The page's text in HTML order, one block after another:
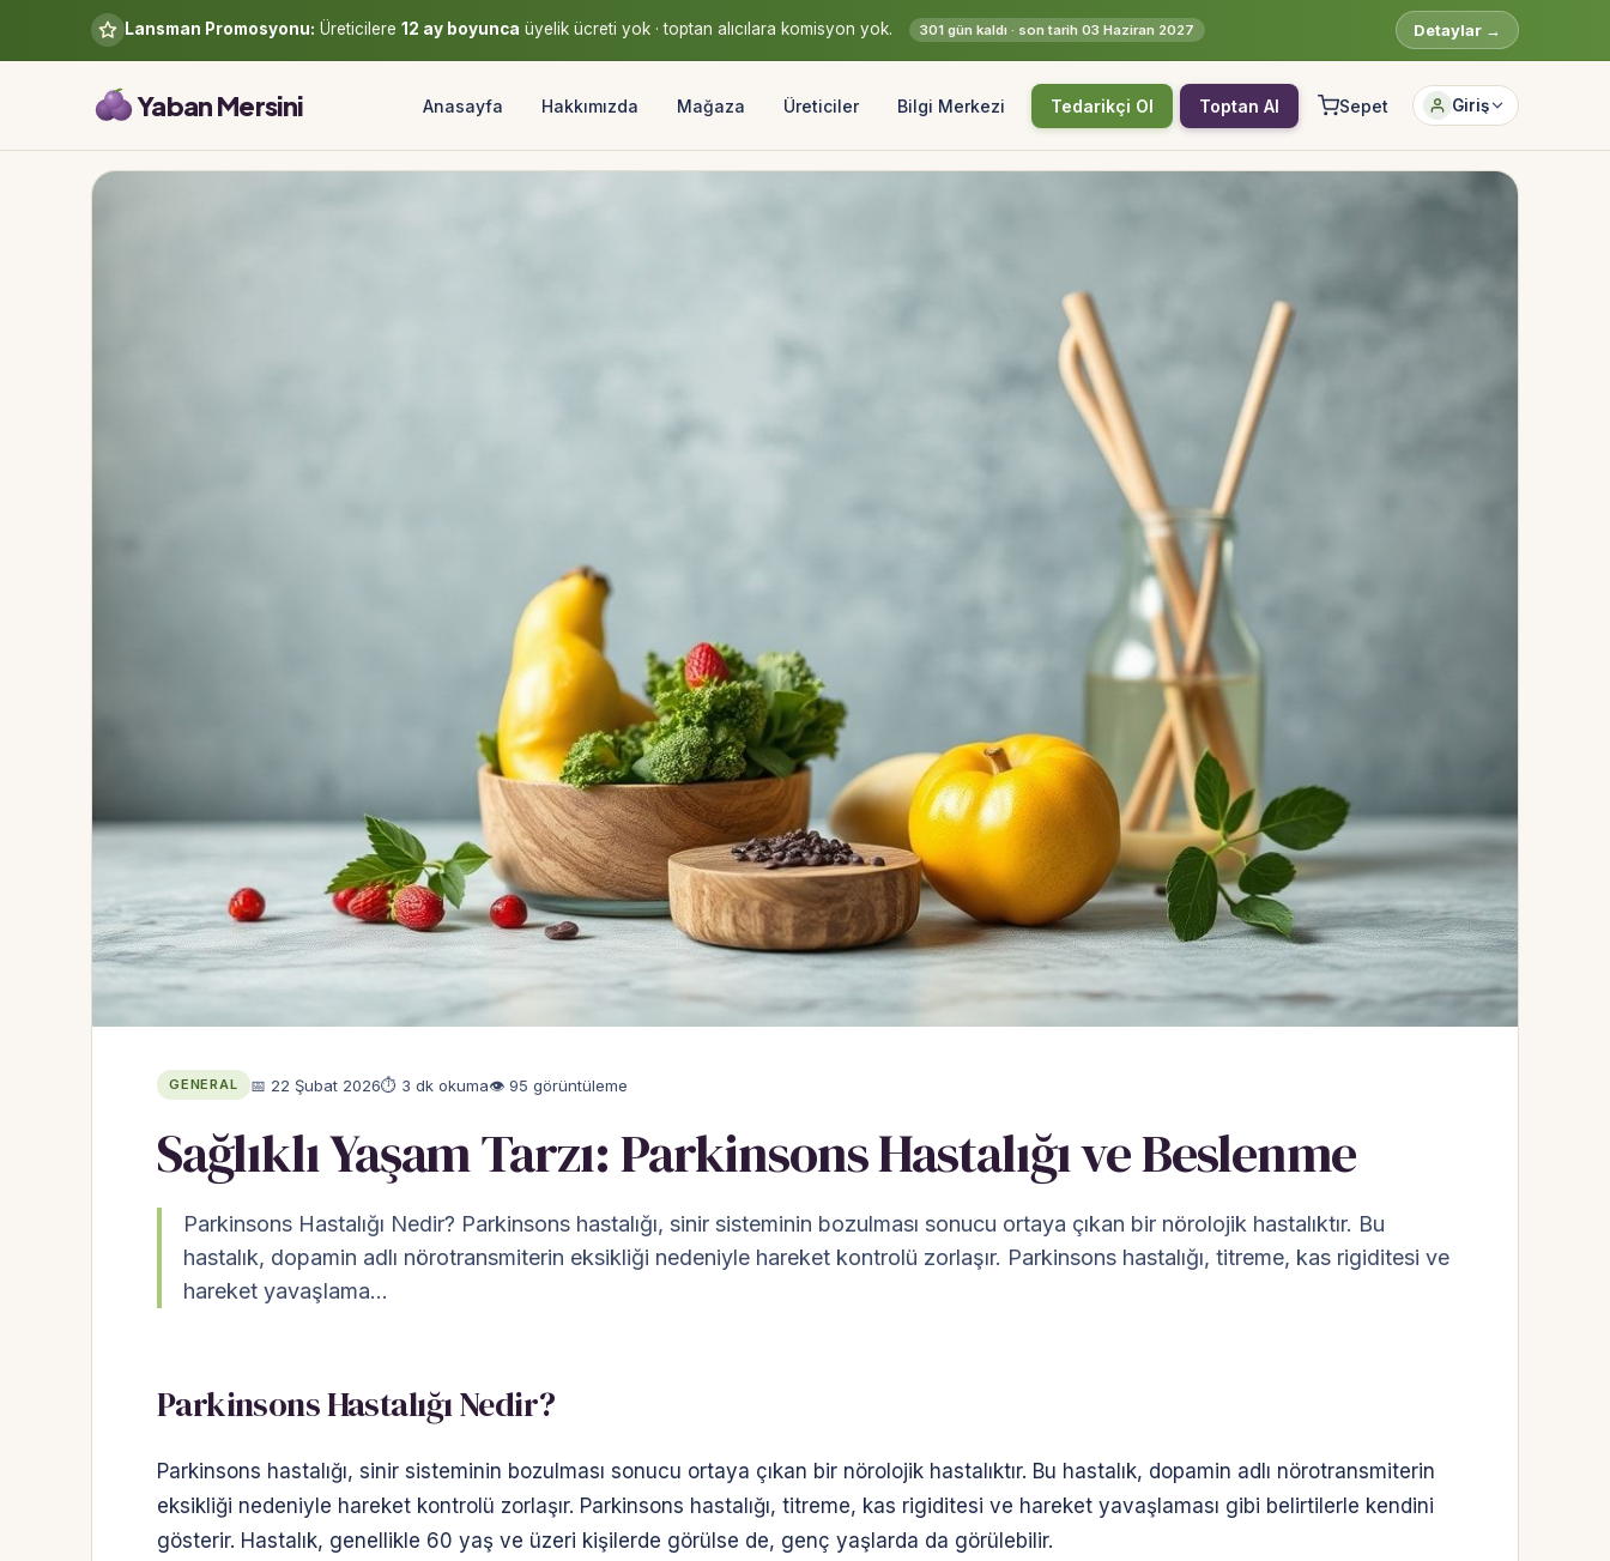
Lansman Promosyonu: Üreticilere 12 ay boyunca üyelik ücreti yok · toptan alıcılara komisyon yok. 301 gün kaldı · son tarih 03 Haziran 2027 Detaylar →
Yaban Mersini Anasayfa Hakkımızda Mağaza Üreticiler Bilgi Merkezi Tedarikçi Ol Toptan Al Sepet Giriş
Hesabına giriş yap
Üretici / çiftçi paneli
B2B alıcı paneli
GENERAL 📅 22 Şubat 2026⏱ 3 dk okuma👁 95 görüntüleme
Sağlıklı Yaşam Tarzı: Parkinsons Hastalığı ve Beslenme
Parkinsons Hastalığı Nedir? Parkinsons hastalığı, sinir sisteminin bozulması sonucu ortaya çıkan bir nörolojik hastalıktır. Bu
hastalık, dopamin adlı nörotransmiterin eksikliği nedeniyle hareket kontrolü zorlaşır. Parkinsons hastalığı, titreme, kas rigiditesi ve
hareket yavaşlama…
Parkinsons Hastalığı Nedir?
Parkinsons hastalığı, sinir sisteminin bozulması sonucu ortaya çıkan bir nörolojik hastalıktır. Bu hastalık, dopamin adlı nörotransmiterin
eksikliği nedeniyle hareket kontrolü zorlaşır. Parkinsons hastalığı, titreme, kas rigiditesi ve hareket yavaşlaması gibi belirtilerle kendini
gösterir. Hastalık, genellikle 60 yaş ve üzeri kişilerde görülse de, genç yaşlarda da görülebilir.